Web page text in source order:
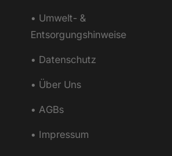
• Umwelt- &
Entsorgungshinweise
• Datenschutz
• Über Uns
• AGBs
• Impressum